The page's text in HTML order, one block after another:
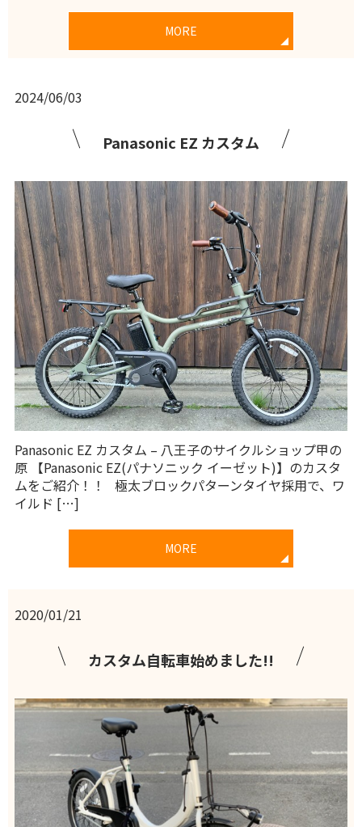
MORE
2024/06/03
Panasonic EZ カスタム
Panasonic EZ カスタム – 八王子のサイクルショップ甲の
原 【Panasonic EZ(パナソニック イーゼット)】のカスタ
ムをご紹介！！ 極太ブロックパターンタイヤ採用で、ワ
イルド […]
MORE
2020/01/21
カスタム自転車始めました!!